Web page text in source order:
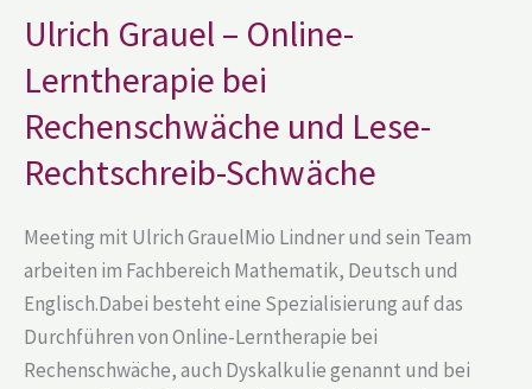
Ulrich Grauel – Online-
Lerntherapie bei
Rechenschwäche und Lese-
Rechtschreib-Schwäche
Meeting mit Ulrich GrauelMio Lindner und sein Team
arbeiten im Fachbereich Mathematik, Deutsch und
Englisch.Dabei besteht eine Spezialisierung auf das
Durchführen von Online-Lerntherapie bei
Rechenschwäche, auch Dyskalkulie genannt und bei
Online-
Lerntherapie
Rechenschwäche
und
Lese-
Rechtschreib-
Schwäche